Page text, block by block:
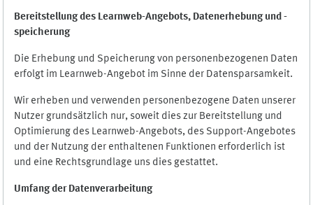
Bereitstellung des Learnweb-Angebots, Datenerhebung und -
speicherung
Die Erhebung und Speicherung von personenbezogenen Daten
erfolgt im Learnweb-Angebot im Sinne der Datensparsamkeit.
Wir erheben und verwenden personenbezogene Daten unserer
Nutzer grundsätzlich nur, soweit dies zur Bereitstellung und
Optimierung des Learnweb-Angebots, des Support-Angebotes
und der Nutzung der enthaltenen Funktionen erforderlich ist
und eine Rechtsgrundlage uns dies gestattet.
Umfang der Datenverarbeitung